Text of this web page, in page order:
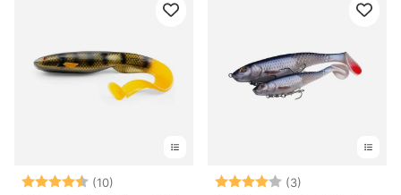
Arvio: (10)
4.7 5:sta tähdestäArvio: (3)